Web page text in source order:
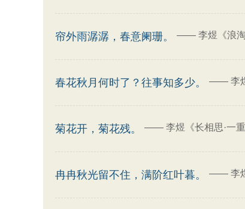
帘外雨潺潺，春意阑珊。 —— 李煜《浪
春花秋月何时了？往事知多少。 —— 李
菊花开，菊花残。 —— 李煜《长相思·一重
冉冉秋光留不住，满阶红叶暮。 —— 李